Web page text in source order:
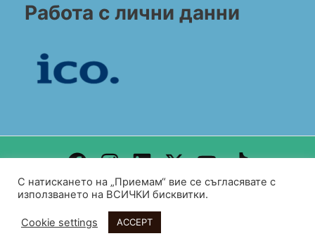
Работа с лични данни
Design by WEB DEV FOR ALL
Copyright© 2026 BG CONSULT UK
С натискането на „Приемам“ вие се съгласявате с
използването на ВСИЧКИ бисквитки.
Cookie settings ACCEPT